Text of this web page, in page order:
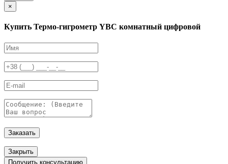
×
Купить Термо-гигрометр YBC комнатный цифровой
Заказать
Закрыть
Получить консультацию